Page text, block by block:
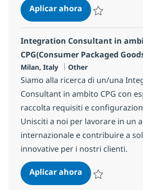
Aplicar ahoraSenior
Integration Consultant in
CPG(Consumer Packaged
Ubicación
Milan, Italy Categoría
Other
Siamo alla ricerca di un/una
Consultant in ambito CPG con
raccolta requisiti e
Unisciti a noi per lavorare in un
internazionale e contribuire a
innovative per i nostri clienti.
Aplicar ahoraIntegration